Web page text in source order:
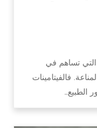
التي تساهم في
فالفيتامينات
الطبيع…